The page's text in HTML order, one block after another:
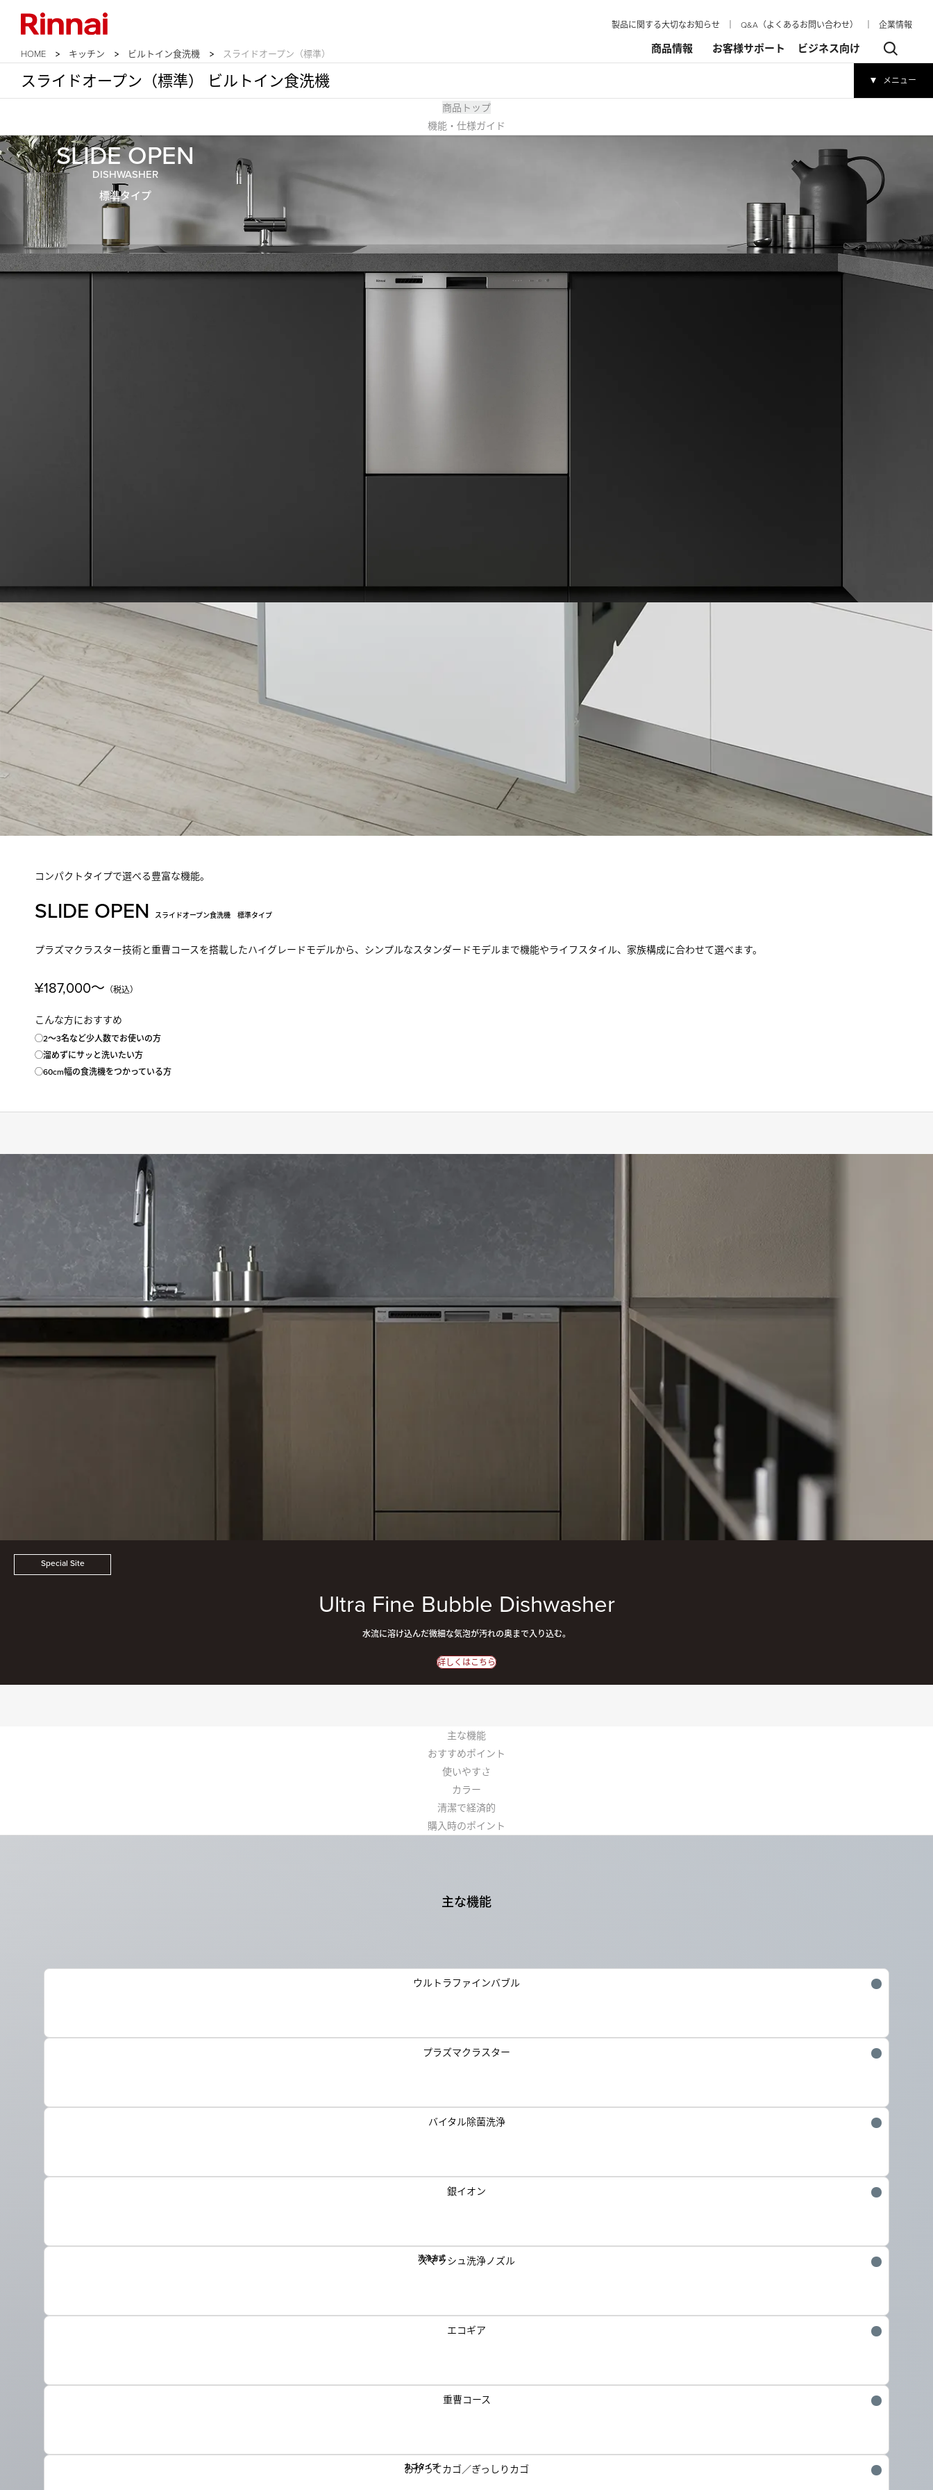
製品に関する大切なお知らせ Q&A（よくあるお問い合わせ） 企業情報
商品情報 お客様サポート ビジネス向け
HOME キッチン ビルトイン食洗機 スライドオープン（標準）
スライドオープン（標準） ビルトイン食洗機 メニュー
商品トップ
機能・仕様ガイド
SLIDE OPEN
DISHWASHER
標準タイプ
コンパクトタイプで選べる豊富な機能。
SLIDE OPEN スライドオープン食洗機 標準タイプ
プラズマクラスター技術と重曹コースを搭載したハイグレードモデルから、シンプルなスタンダードモデルまで機能やライフスタイル、家族構成に合わせて選べます。
¥187,000〜 （税込）
こんな方におすすめ
◯2〜3名など少人数でお使いの方
◯溜めずにサッと洗いたい方
◯60cm幅の食洗機をつかっている方
Special Site
Ultra Fine Bubble Dishwasher
水流に溶け込んだ微細な気泡が汚れの奥まで入り込む。
詳しくはこちら
主な機能
おすすめポイント
使いやすさ
カラー
清潔で経済的
購入時のポイント
主な機能
ウルトラファインバブル
プラズマクラスター
バイタル除菌洗浄
銀イオン
洗浄方式
スマッシュ洗浄ノズル
エコギア
重曹コース
カゴタイプ
おかってカゴ／ぎっしりカゴ